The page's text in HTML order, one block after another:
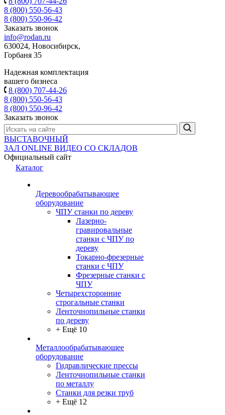
8 (800) 550-56-43
8 (800) 550-96-42
Заказать звонок
info@rodan.ru
630024, Новосибирск,
Горбаня 35
Надежная комплектация
вашего бизнеса
8 (800) 707-44-26
8 (800) 550-56-43
8 (800) 550-96-42
Заказать звонок
ВЫСТАВОЧНЫЙ
ЗАЛ ONLINE ВИДЕО СО СКЛАДОВ
Официальный сайт
Каталог
Деревообрабатывающее
оборудование
ЧПУ станки по дереву
Лазерно-
гравировальные
станки с ЧПУ по
дереву
Токарно-фрезерные
станки с ЧПУ
Фрезерные станки с
ЧПУ
Четырехсторонние
строгальные станки
Ленточнопильные станки
по дереву
+ Ещё 10
Металлообрабатывающее
оборудование
Гидравлические прессы
Ленточнопильные станки
по металлу
Станки для резки труб
+ Ещё 12